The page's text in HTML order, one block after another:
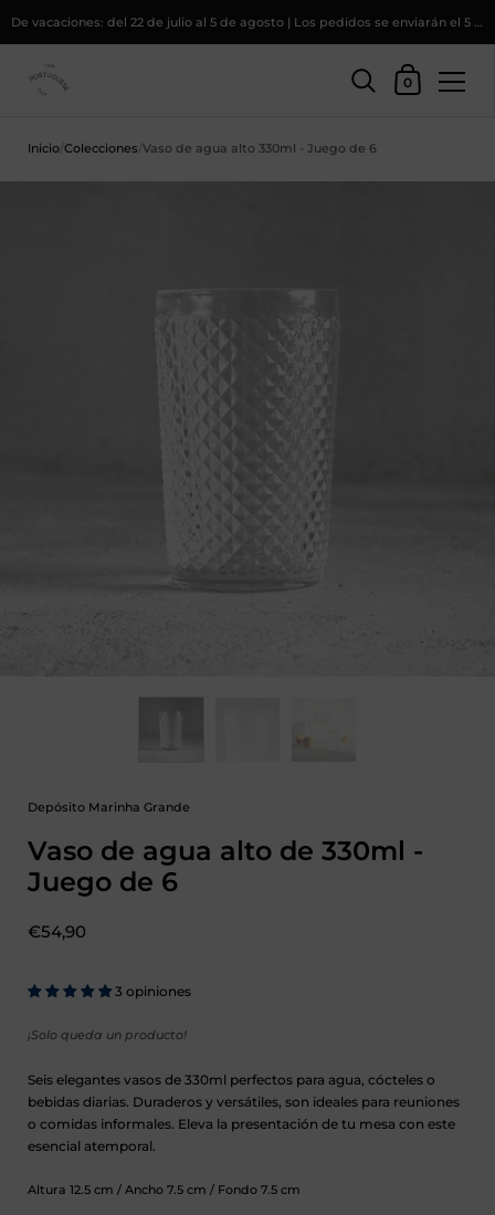
Cesta
0
Inicio/Colecciones/Vaso de agua alto 330ml - Juego de 6
Depósito Marinha Grande
Vaso de agua alto de 330ml -
Juego de 6
Precio:
€54,90
3 opiniones
¡Solo queda un producto!
Seis elegantes vasos de 330ml perfectos para agua, cócteles o
bebidas diarias. Duraderos y versátiles, son ideales para reuniones
o comidas informales. Eleva la presentación de tu mesa con este
esencial atemporal.
Altura 12.5 cm / Ancho 7.5 cm / Fondo 7.5 cm